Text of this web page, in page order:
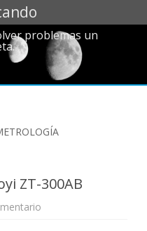
problemas un
ZT-300AB